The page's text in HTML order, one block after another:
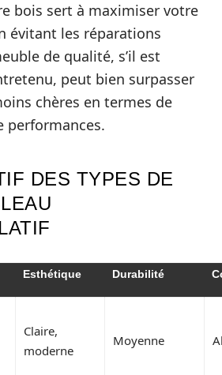
bois sert à maximiser votre
évitant les réparations
de qualité, s’il est
peut bien surpasser
chères en termes de
performances.
DES TYPES DE
Esthétique Durabilité
Claire,
moderne
Moyenne